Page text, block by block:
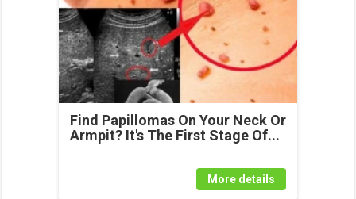
Find Papillomas On Your Neck Or
Armpit? It's The First Stage Of...
More details